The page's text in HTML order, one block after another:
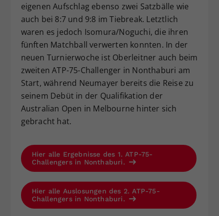
eigenen Aufschlag ebenso zwei Satzbälle wie
auch bei 8:7 und 9:8 im Tiebreak. Letztlich
waren es jedoch Isomura/Noguchi, die ihren
fünften Matchball verwerten konnten. In der
neuen Turnierwoche ist Oberleitner auch beim
zweiten ATP-75-Challenger in Nonthaburi am
Start, während Neumayer bereits die Reise zu
seinem Debüt in der Qualifikation der
Australian Open in Melbourne hinter sich
gebracht hat.
Hier alle Ergebnisse des 1. ATP-75-
Challengers in Nonthaburi.
Hier alle Auslosungen des 2. ATP-75-
Challengers in Nonthaburi.